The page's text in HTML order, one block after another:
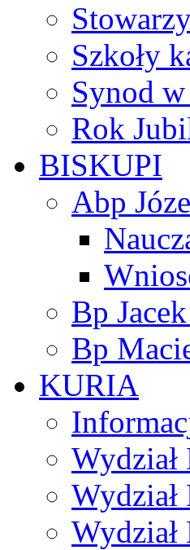
Szkoły
Synod
Rok
BISKUPI
Abp
Bp
Bp
KURIA
Wydział
Wydział
Wydział